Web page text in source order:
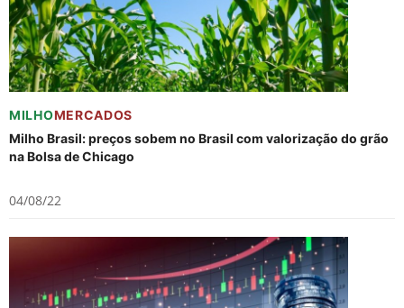
MILHOMERCADOS
Milho Brasil: preços sobem no Brasil com valorização do grão
na Bolsa de Chicago
04/08/22